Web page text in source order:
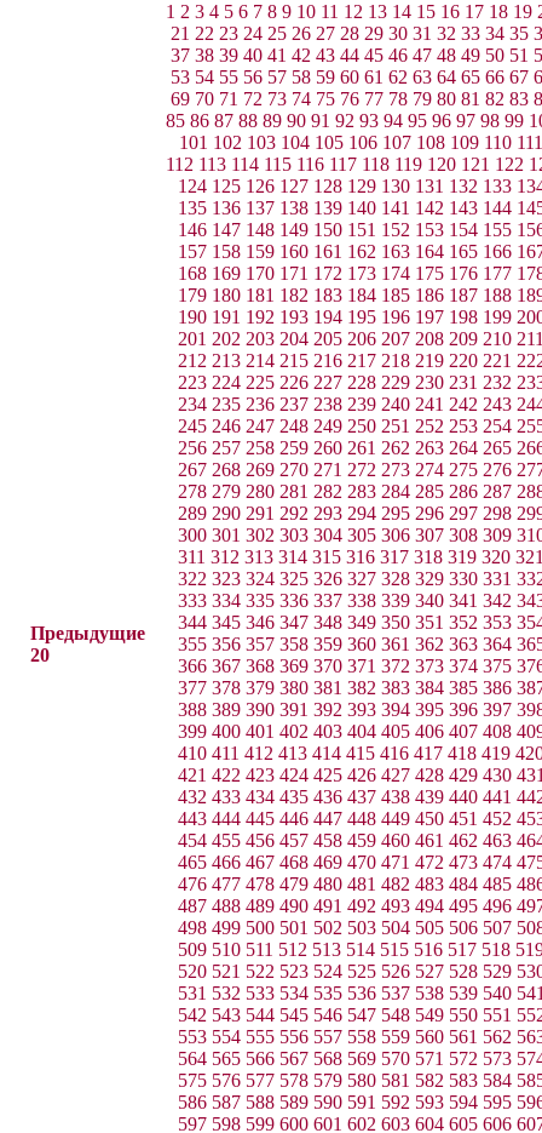
Предыдущие
20
1 2 3 4 5 6 7 8 9 10 11 12 13 14 15 16 17 18 19
21 22 23 24 25 26 27 28 29 30 31 32 33 34 35
37 38 39 40 41 42 43 44 45 46 47 48 49 50 51
53 54 55 56 57 58 59 60 61 62 63 64 65 66 67
69 70 71 72 73 74 75 76 77 78 79 80 81 82 83
85 86 87 88 89 90 91 92 93 94 95 96 97 98 99
101 102 103 104 105 106 107 108 109 110 111
112 113 114 115 116 117 118 119 120 121 122
124 125 126 127 128 129 130 131 132 133
135 136 137 138 139 140 141 142 143 144
146 147 148 149 150 151 152 153 154 155
157 158 159 160 161 162 163 164 165 166
168 169 170 171 172 173 174 175 176 177
179 180 181 182 183 184 185 186 187 188
190 191 192 193 194 195 196 197 198 199
201 202 203 204 205 206 207 208 209 210
212 213 214 215 216 217 218 219 220 221
223 224 225 226 227 228 229 230 231 232
234 235 236 237 238 239 240 241 242 243
245 246 247 248 249 250 251 252 253 254
256 257 258 259 260 261 262 263 264 265
267 268 269 270 271 272 273 274 275 276
278 279 280 281 282 283 284 285 286 287
289 290 291 292 293 294 295 296 297 298
300 301 302 303 304 305 306 307 308 309
311 312 313 314 315 316 317 318 319 320
322 323 324 325 326 327 328 329 330 331
333 334 335 336 337 338 339 340 341 342
344 345 346 347 348 349 350 351 352 353
355 356 357 358 359 360 361 362 363 364
366 367 368 369 370 371 372 373 374 375
377 378 379 380 381 382 383 384 385 386
388 389 390 391 392 393 394 395 396 397
399 400 401 402 403 404 405 406 407 408
410 411 412 413 414 415 416 417 418 419
421 422 423 424 425 426 427 428 429 430
432 433 434 435 436 437 438 439 440 441
443 444 445 446 447 448 449 450 451 452
454 455 456 457 458 459 460 461 462 463
465 466 467 468 469 470 471 472 473 474
476 477 478 479 480 481 482 483 484 485
487 488 489 490 491 492 493 494 495 496
498 499 500 501 502 503 504 505 506 507
509 510 511 512 513 514 515 516 517 518
520 521 522 523 524 525 526 527 528 529
531 532 533 534 535 536 537 538 539 540
542 543 544 545 546 547 548 549 550 551
553 554 555 556 557 558 559 560 561 562
564 565 566 567 568 569 570 571 572 573
575 576 577 578 579 580 581 582 583 584
586 587 588 589 590 591 592 593 594 595
597 598 599 600 601 602 603 604 605 606